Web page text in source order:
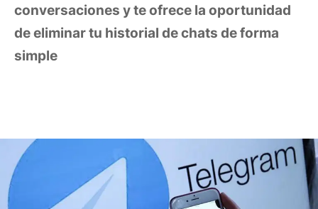
conversaciones y te ofrece la oportunidad
de eliminar tu historial de chats de forma
simple